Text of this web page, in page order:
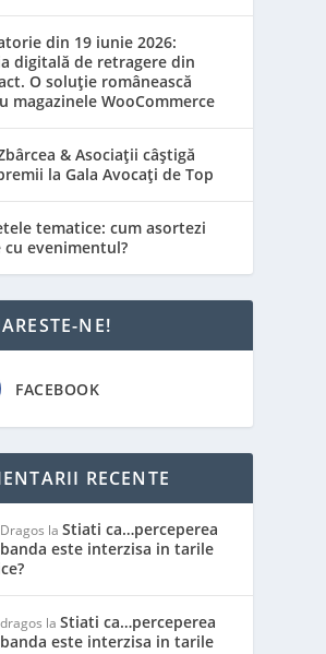
din 19 iunie 2026:
digitală de retragere din
O soluție românească
magazinele WooCommerce
& Asociații câștigă
la Gala Avocați de Top
tematice: cum asortezi
evenimentul?
NE!
FACEBOOK
RECENTE
laStiati ca…perceperea
este interzisa in tarile
laStiati ca…perceperea
este interzisa in tarile